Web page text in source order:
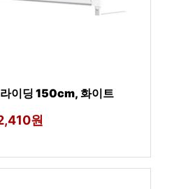
이딩 150cm, 화이트
원